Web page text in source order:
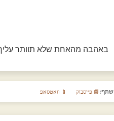
באהבה מהאחת שלא תוותר
שתף: 📘 פייסבוק 📱 וואטסאפ